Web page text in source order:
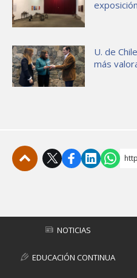
U. de
más
NOTICIAS
EDUCACIÓN CONTINUA